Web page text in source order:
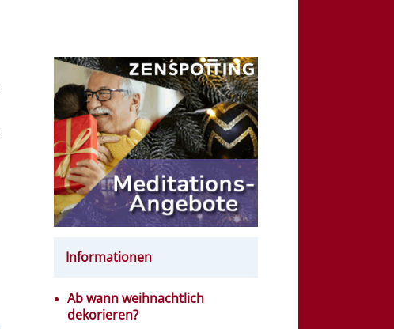
Informationen
Ab wann weihnachtlich
dekorieren?